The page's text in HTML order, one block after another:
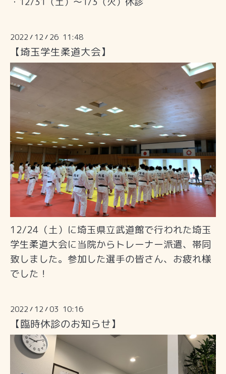
2022 / 12 / 26 11:48
【埼玉学生柔道大会】
12/24（土）に埼玉県立武道館で行われた埼玉
学生柔道大会に当院からトレーナー派遣、帯同
致しました。参加した選手の皆さん、お疲れ様
でした！
2022 / 12 /03 10:16
【臨時休診のお知らせ】